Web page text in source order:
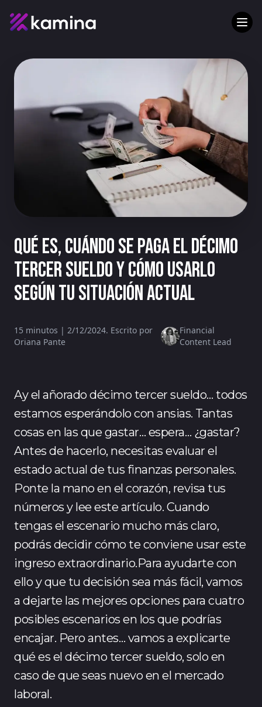
Qué es, cuándo se paga el décimo
tercer sueldo y cómo usarlo
según tu situación actual
15 minutos | 2/12/2024. Escrito por
Oriana Pante
Financial
Content Lead
Ay el añorado décimo tercer sueldo… todos
estamos esperándolo con ansias. Tantas
cosas en las que gastar… espera… ¿gastar?
Antes de hacerlo, necesitas evaluar el
estado actual de tus finanzas personales.
Ponte la mano en el corazón, revisa tus
números y lee este artículo. Cuando
tengas el escenario mucho más claro,
podrás decidir cómo te conviene usar este
ingreso extraordinario.Para ayudarte con
ello y que tu decisión sea más fácil, vamos
a dejarte las mejores opciones para cuatro
posibles escenarios en los que podrías
encajar. Pero antes… vamos a explicarte
qué es el décimo tercer sueldo, solo en
caso de que seas nuevo en el mercado
laboral.